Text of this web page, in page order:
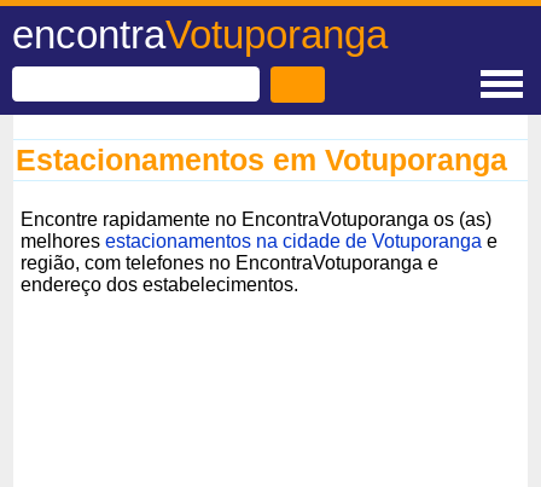
encontraVotuporanga
Estacionamentos em Votuporanga
Encontre rapidamente no EncontraVotuporanga os (as)
melhoresestacionamentos na cidade de Votuporanga e
região, com telefones no EncontraVotuporanga e
endereço dos estabelecimentos.